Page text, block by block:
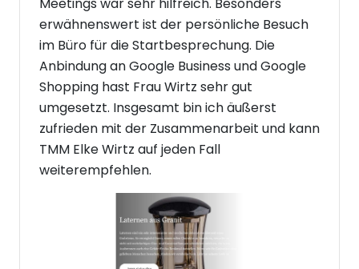
erwähnenswert ist der persönliche Besuch
im Büro für die Startbesprechung. Die
Anbindung an Google Business und Google
Shopping hast Frau Wirtz sehr gut
umgesetzt. Insgesamt bin ich äußerst
zufrieden mit der Zusammenarbeit und kann
TMM Elke Wirtz auf jeden Fall
weiterempfehlen.